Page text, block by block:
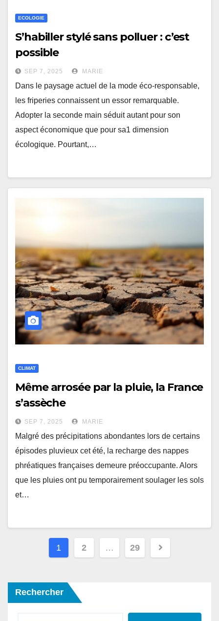
ECOLOGIE
S’habiller stylé sans polluer : c’est
possible
SEP 7, 2025 MARIE
Dans le paysage actuel de la mode éco-responsable,
les friperies connaissent un essor remarquable.
Adopter la seconde main séduit autant pour son
aspect économique que pour sa1 dimension
écologique. Pourtant,…
CLIMAT
Même arrosée par la pluie, la France
s’assèche
SEP 7, 2025 MARIE
Malgré des précipitations abondantes lors de certains
épisodes pluvieux cet été, la recharge des nappes
phréatiques françaises demeure préoccupante. Alors
que les pluies ont pu temporairement soulager les sols
et…
Pagination
publications
1 2 … 29
Rechercher